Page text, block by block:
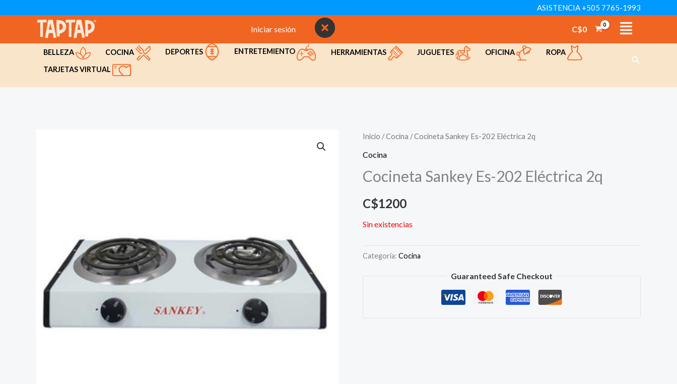
ASISTENCIA +505 7765-1993
Iniciar sesión C$0
BELLEZA COCINA DEPORTES ENTRETEMIENTO HERRAMIENTAS JUGUETES OFICINA ROPA
TARJETAS VIRTUAL
Buscar
Inicio /Cocina / Cocineta Sankey Es-202 Eléctrica 2q
Cocina
Cocineta Sankey Es-202 Eléctrica 2q
C$1200
Sin existencias
Categoría: Cocina
Guaranteed Safe Checkout